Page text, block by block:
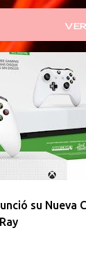
su Nueva